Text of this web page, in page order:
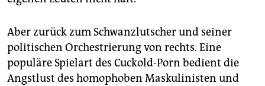
Aber zurück zum Schwanzlutscher und seiner
politischen Orchestrierung von rechts. Eine
populäre Spielart des Cuckold-Porn bedient die
Angstlust des homophoben Maskulinisten und